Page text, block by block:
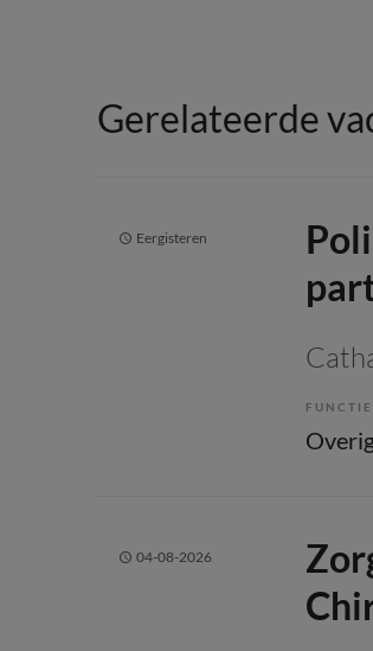
Gerelateerde
Eergisteren
FUNCTIE
04-08-2026